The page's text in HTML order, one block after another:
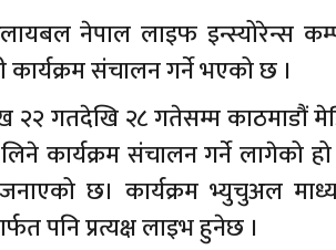
नेपाल लाइफ इन्स्योरेन्स
कार्यक्रम संचालन गर्ने भएको छ ।
२२ गतदेखि २८ गतेसम्म काठमाडौं
लिने कार्यक्रम संचालन गर्ने
छ। कार्यक्रम भ्युचुअल
पनि प्रत्यक्ष लाइभ हुनेछ ।